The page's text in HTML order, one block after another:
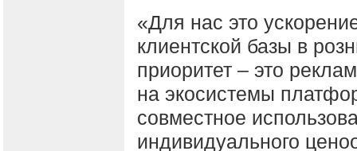
«Для нас это
клиентской базы в
приоритет – это
на экосистемы
совместное
индивидуального